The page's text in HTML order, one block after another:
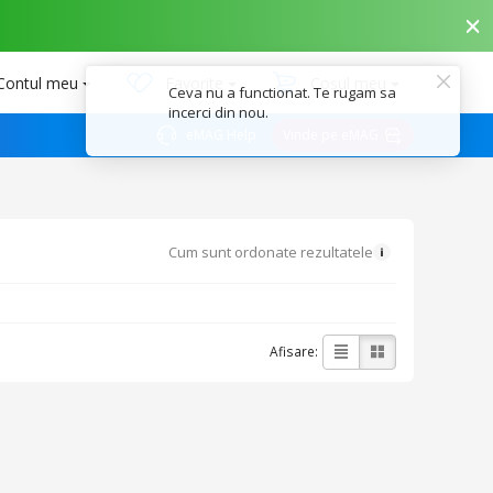
Ceva nu a functionat. Te rugam sa
incerci din nou.
meu Favorite Coșul meu
Cum sunt ordonate rezultatele
Afisare: